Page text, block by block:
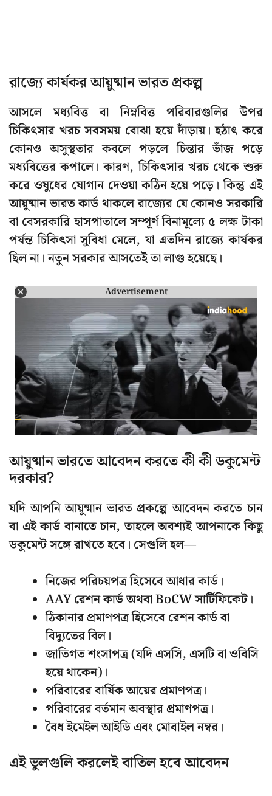
রাজ্যে কার্যকর আয়ুষ্মান ভারত প্রকল্প
আসলে মধ্যবিত্ত বা নিম্নবিত্ত পরিবারগুলির উপর
চিকিৎসার খরচ সবসময় বোঝা হয়ে দাঁড়ায়। হঠাৎ করে
কোনও অসুস্থতার কবলে পড়লে চিন্তার ভাঁজ পড়ে
মধ্যবিত্তের কপালে। কারণ, চিকিৎসার খরচ থেকে শুরু
করে ওষুধের যোগান দেওয়া কঠিন হয়ে পড়ে। কিন্তু এই
আয়ুষ্মান ভারত কার্ড থাকলে রাজ্যের যে কোনও সরকারি
বা বেসরকারি হাসপাতালে সম্পূর্ণ বিনামূল্যে ৫ লক্ষ টাকা
পর্যন্ত চিকিৎসা সুবিধা মেলে, যা এতদিন রাজ্যে কার্যকর
ছিল না। নতুন সরকার আসতেই তা লাগু হয়েছে।
Advertisement
আয়ুষ্মান ভারতে আবেদন করতে কী কী ডকুমেন্ট
দরকার?
যদি আপনি আয়ুষ্মান ভারত প্রকল্পে আবেদন করতে চান
বা এই কার্ড বানাতে চান, তাহলে অবশ্যই আপনাকে কিছু
ডকুমেন্ট সঙ্গে রাখতে হবে। সেগুলি হল—
নিজের পরিচয়পত্র হিসেবে আধার কার্ড।
AAY রেশন কার্ড অথবা BoCW সার্টিফিকেট।
ঠিকানার প্রমাণপত্র হিসেবে রেশন কার্ড বা
বিদ্যুতের বিল।
জাতিগত শংসাপত্র (যদি এসসি, এসটি বা ওবিসি
হয়ে থাকেন)।
পরিবারের বার্ষিক আয়ের প্রমাণপত্র।
পরিবারের বর্তমান অবস্থার প্রমাণপত্র।
বৈধ ইমেইল আইডি এবং মোবাইল নম্বর।
এই ভুলগুলি করলেই বাতিল হবে আবেদন